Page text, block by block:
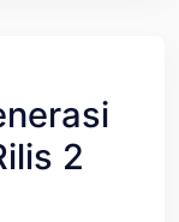
2